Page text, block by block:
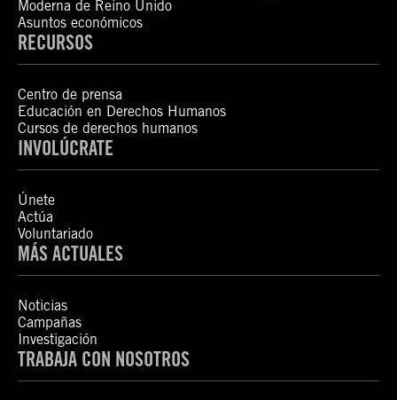
Moderna de Reino Unido
Asuntos económicos
RECURSOS
Centro de prensa
Educación en Derechos Humanos
Cursos de derechos humanos
INVOLÚCRATE
Únete
Actúa
Voluntariado
MÁS ACTUALES
Noticias
Campañas
Investigación
TRABAJA CON NOSOTROS